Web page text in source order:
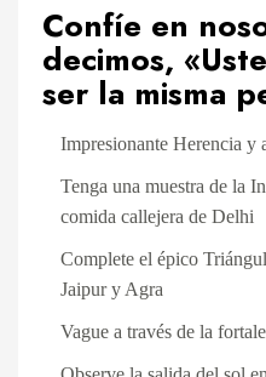
Confíe en
decimos,
ser la misma
Impresionante Herencia y
Tenga una muestra de la
comida callejera de Delhi
Complete el épico
Jaipur y Agra
Vague a través de la